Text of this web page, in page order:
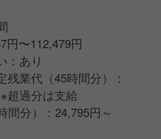
円〜112,479円
：あり
業代（45時間分）：
超過分は支給
間分）：24,795円～